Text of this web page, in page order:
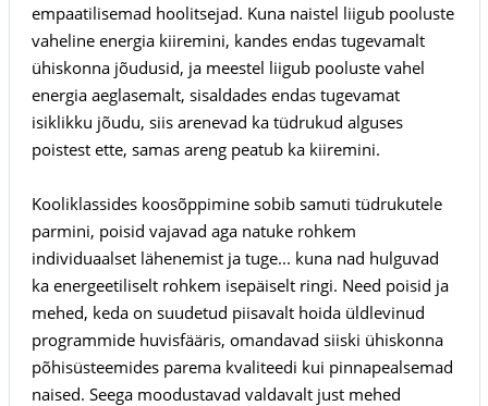
empaatilisemad hoolitsejad. Kuna naistel liigub pooluste
vaheline energia kiiremini, kandes endas tugevamalt
ühiskonna jõudusid, ja meestel liigub pooluste vahel
energia aeglasemalt, sisaldades endas tugevamat
isiklikku jõudu, siis arenevad ka tüdrukud alguses
poistest ette, samas areng peatub ka kiiremini.
Kooliklassides koosõppimine sobib samuti tüdrukutele
parmini, poisid vajavad aga natuke rohkem
individuaalset lähenemist ja tuge... kuna nad hulguvad
ka energeetiliselt rohkem isepäiselt ringi. Need poisid ja
mehed, keda on suudetud piisavalt hoida üldlevinud
programmide huvisfääris, omandavad siiski ühiskonna
põhisüsteemides parema kvaliteedi kui pinnapealsemad
naised. Seega moodustavad valdavalt just mehed